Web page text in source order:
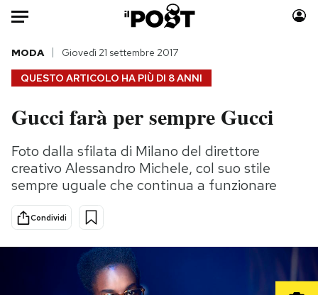
Auto
HOME
Italia
Politica
Scienza
Economia
Moda
Consumismi
Storie/Idee
QUESTO ARTICOLO HA PIÙ DI 8 ANNI
MODA Giovedì 21 settembre 2017
Gucci farà per sempre Gucci
Foto dalla sfilata di Milano del direttore
creativo Alessandro Michele, col suo stile
sempre uguale che continua a funzionare
Condividi